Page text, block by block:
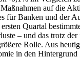
auf die
für Banken und der
Quartal
– und das trotz
Rolle. Aus
in den